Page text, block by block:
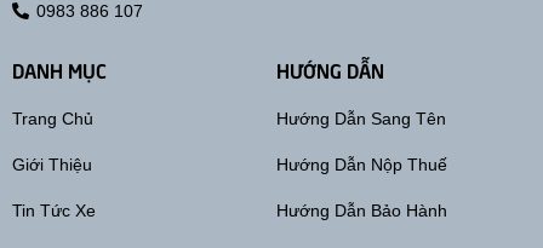
0983 886 107
DANH MỤC
Trang Chủ
Giới Thiệu
Tin Tức Xe
HƯỚNG DẪN
Hướng Dẫn Sang Tên
Hướng Dẫn Nộp Thuế
Hướng Dẫn Bảo Hành